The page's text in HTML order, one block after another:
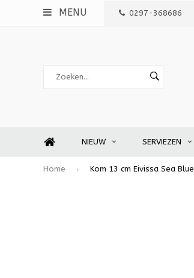
MENU 0297-368686
NIEUW SERVIEZEN
Home Kom 13 cm Eivissa Sea Blue